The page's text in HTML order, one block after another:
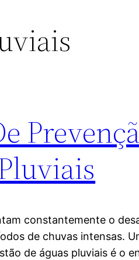
constantemente o
de chuvas intensas.
de águas pluviais é o